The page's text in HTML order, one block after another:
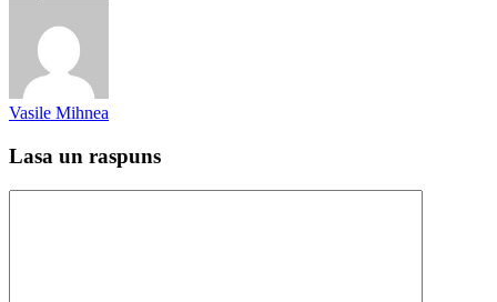
Vasile Mihnea
Lasa un raspuns